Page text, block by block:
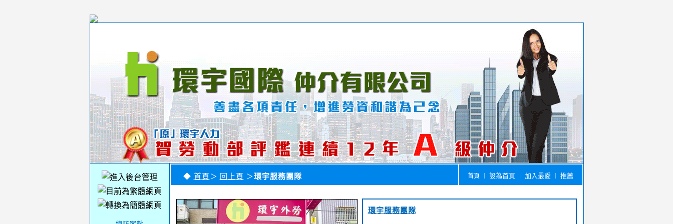
◆ 首頁 ＞ 回上頁 ＞環宇服務團隊 首頁 設為首頁 加入最愛 推薦
環宇服務團隊